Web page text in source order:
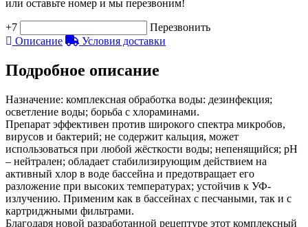
или оставьте номер и мы перезвоним!
+7
Перезвонить
Описание
Условия доставки
Подробное описание
Назначение: комплексная обработка воды: дезинфекция;
осветление воды; борьба с хлораминами.
Препарат эффективен против широкого спектра микробов,
вирусов и бактерий; не содержит кальция, может
использоваться при любой жёсткости воды; непенящийся; рН
– нейтрален; обладает стабилизирующим действием на
активный хлор в воде бассейна и предотвращает его
разложение при высоких температурах; устойчив к УФ-
излучению. Применим как в бассейнах с песчаными, так и с
картриджными фильтрами.
Благодаря новой разработанной рецептуре этот комплексный